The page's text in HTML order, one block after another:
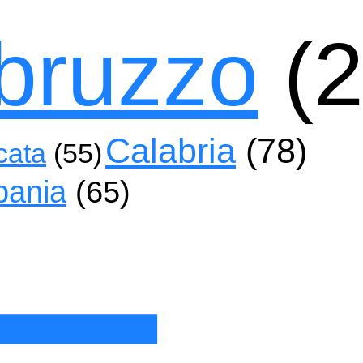
(55)Calabria(78)
(65)